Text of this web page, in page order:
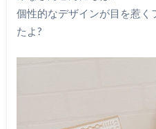
個性的なデザインが目を惹く
たよ?